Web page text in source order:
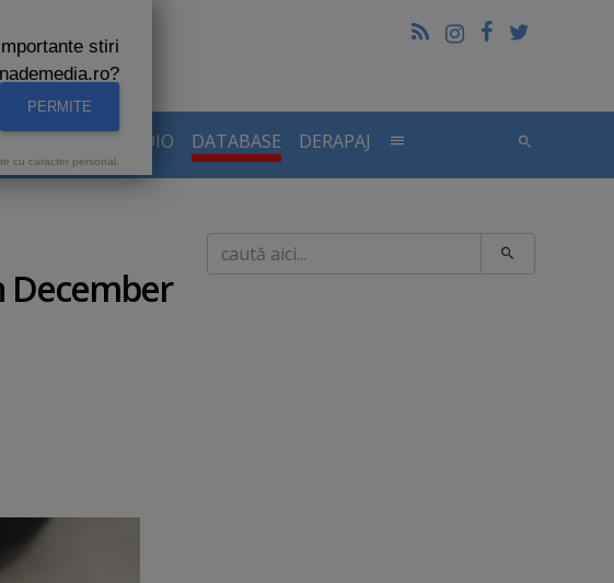
AUDIENTE RADIO DATABASE DERAPAJ
December
Caută
stiri
PERMITE
cu caracter personal.